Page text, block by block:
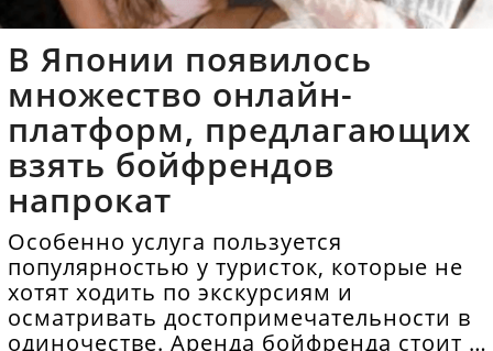
В Японии появилось
множество онлайн-
платформ, предлагающих
взять бойфрендов
напрокат
Особенно услуга пользуется
популярностью у туристок, которые не
хотят ходить по экскурсиям и
осматривать достопримечательности в
одиночестве. Аренда бойфренда стоит в